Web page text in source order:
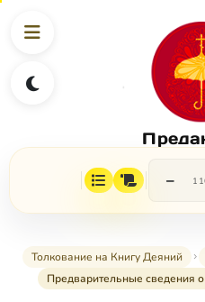
−
Толкование на Книгу Деяний
Предварительные сведения